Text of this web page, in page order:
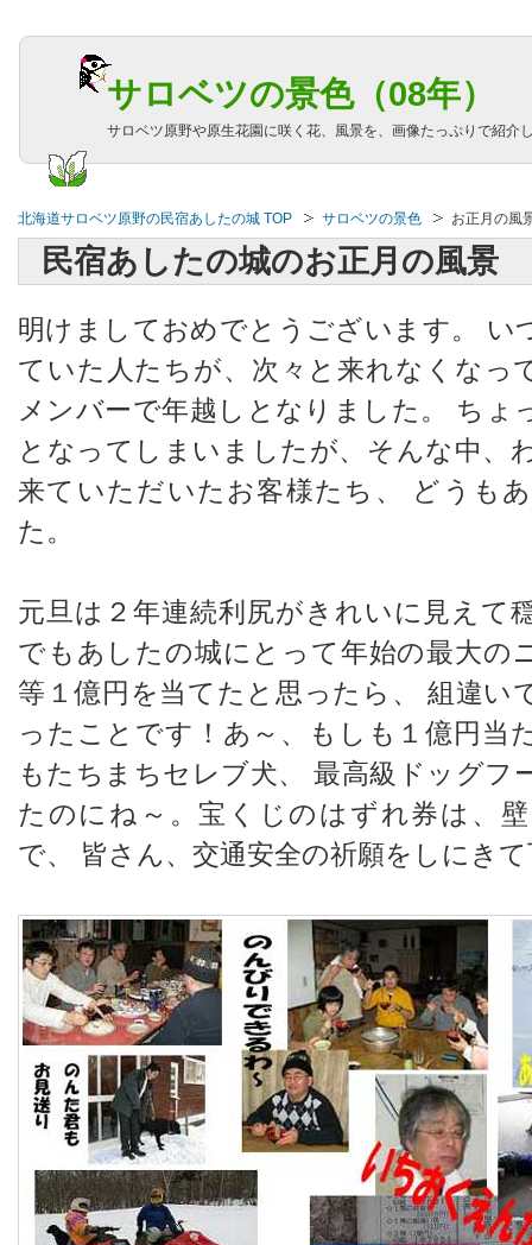
北海道サロベツ原野の民宿あしたの城 TOP サロベツの景色 お正月の風
民宿あしたの城のお正月の風景
明けましておめでとうございます。 い
ていた人たちが、次々と来れなくなっ
メンバーで年越しとなりました。 ちょ
となってしまいましたが、そんな中、
来ていただいたお客様たち、 どうも
た。
元旦は２年連続利尻がきれいに見えて
でもあしたの城にとって年始の最大の
等１億円を当てたと思ったら、 組違い
ったことです！あ～、もしも１億円当
もたちまちセレブ犬、 最高級ドッグフ
たのにね～。宝くじのはずれ券は、
で、 皆さん、交通安全の祈願をしにき
サロベツの景色（08年）
サロベツ原野や原生花園に咲く花、風景を、画像たっぷりで紹介